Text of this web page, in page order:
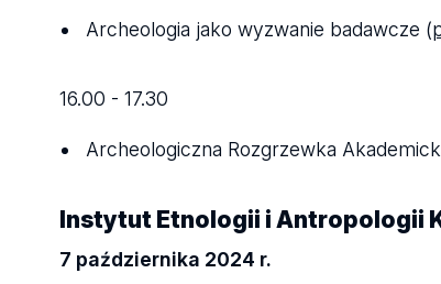
Archeologia jako wyzwanie badawcze (
16.00 - 17.30
Archeologiczna Rozgrzewka
Instytut Etnologii i Antropologii
7 października 2024 r.